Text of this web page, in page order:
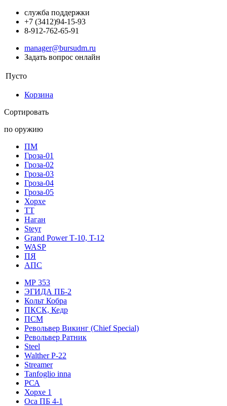
служба поддержки
+7 (3412)94-15-93
8-912-762-65-91
manager@bursudm.ru
Задать вопрос онлайн
Пусто
Корзина
Сортировать
по оружию
ПМ
Гроза-01
Гроза-02
Гроза-03
Гроза-04
Гроза-05
Хорхе
ТТ
Наган
Steyr
Grand Power Т-10, T-12
WASP
ПЯ
АПС
МР 353
ЭГИДА ПБ-2
Кольт Кобра
ПКСК, Кедр
ПСМ
Револьвер Викинг (Chief Special)
Револьвер Ратник
Steel
Walther P-22
Streamer
Tanfoglio inna
РСА
Хорхе 1
Оса ПБ 4-1